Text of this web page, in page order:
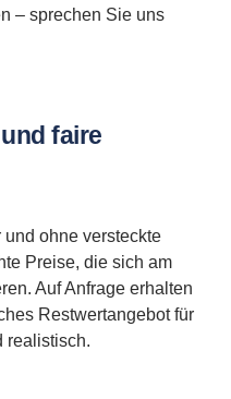
– sprechen Sie uns
faire
ohne versteckte
Preise, die sich am
Auf Anfrage erhalten
Restwertangebot für
realistisch.